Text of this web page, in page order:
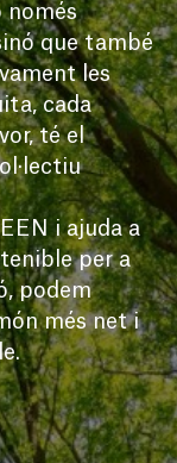
només
que també
les
cada
té el
i ajuda a
per a
podem
més net i